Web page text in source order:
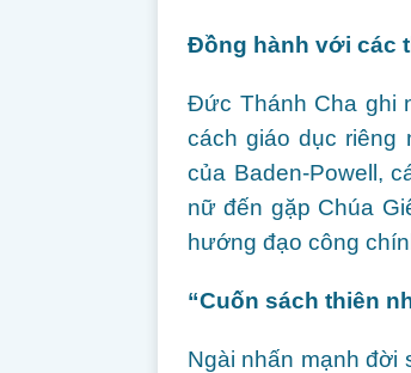
Đồng hành với các
Đức Thánh Cha ghi
cách giáo dục riêng
của Baden-Powell,
nữ đến gặp Chúa
hướng đạo công
“Cuốn sách thiên
Ngài nhấn mạnh đời